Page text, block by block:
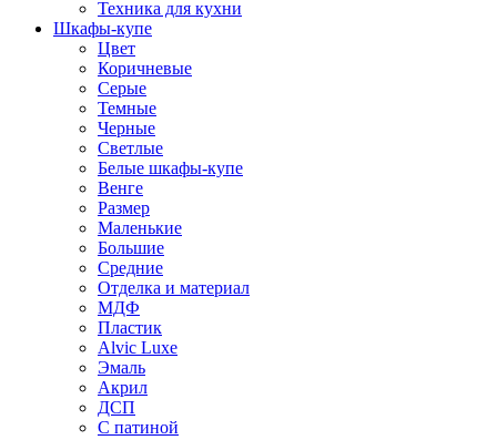
Техника для кухни
Шкафы-купе
Цвет
Коричневые
Серые
Темные
Черные
Светлые
Белые шкафы-купе
Венге
Размер
Маленькие
Большие
Средние
Отделка и материал
МДФ
Пластик
Alvic Luxe
Эмаль
Акрил
ДСП
С патиной